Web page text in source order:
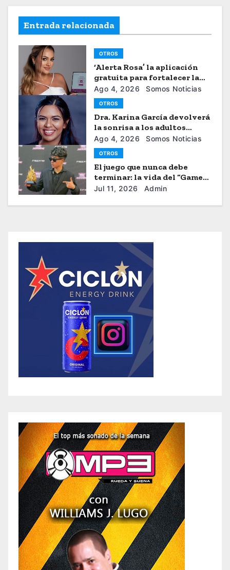
Entrada relacionada
OTROS
‘Alerta Rosa’ la aplicación
gratuita para fortalecer la
seguiridad de las mujeres
Ago 4, 2026 Somos Noticias
OTROS
Dra. Karina García devolverá
la sonrisa a los adultos
mayores
Ago 4, 2026 Somos Noticias
OTROS
El juego que nunca debe
terminar: la vida del “Gamer”
Brayhan Crazzy
Jul 11, 2026 Admin